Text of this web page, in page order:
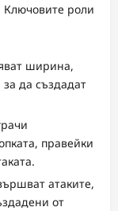
Ключовите роли
ширина,
да създадат
правейки
атаките,
от